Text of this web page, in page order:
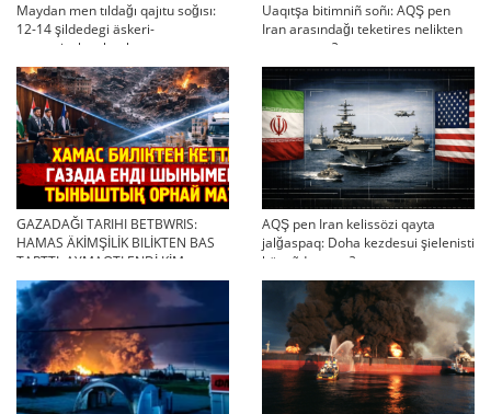
Maydan men tıldağı qajıtu soğısı:
12-14 şildedegi äskeri-
strategiyalıq ahual
Uaqıtşa bitimniñ soñı: AQŞ pen
Iran arasındağı teketires nelikten
qayta uşıqtı?
GAZADAĞI TARIHI BETBWRIS:
HAMAS ÄKİMŞİLİK BILİKTEN BAS
TARTTI. AYMAQTI ENDİ KİM
BASQARADI?
AQŞ pen Iran kelissözi qayta
jalğaspaq: Doha kezdesui şielenisti
bäseñdete me?